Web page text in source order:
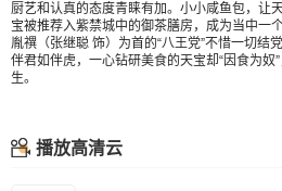
厨艺和认真的态度青睐有加。小小咸鱼包，让
宝被推荐入紫禁城中的御茶膳房，成为当中一
胤禩（张继聪 饰）为首的“八王党”不惜一切结
伴君如伴虎，一心钻研美食的天宝却“因食为奴
生。
播放高清云